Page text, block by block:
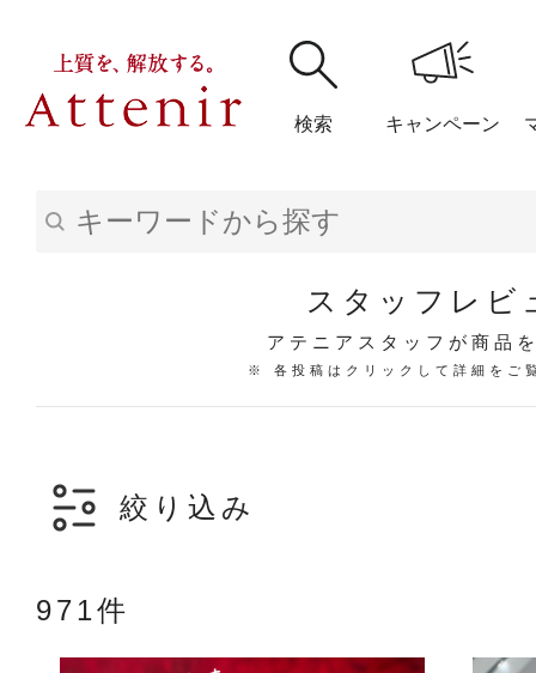
検索 キャンペーン
アテニア
アテニアの「
スタッフレビ
アテニアスタッフが商品
※ 各投稿はクリックして詳細をご
絞り込み
971件